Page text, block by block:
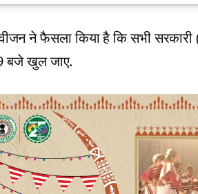
ने फैसला किया है कि सभी
बजे खुल जाए.